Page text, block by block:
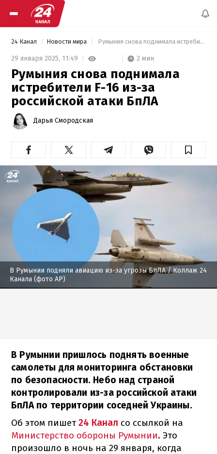
24 Канал Новости мира Румыния снова поднимала истребители F-16 из-за российской атаки БпЛА
29 января 2025, 11:49 2 мин
Румыния снова поднимала
истребители F-16 из-за
российской атаки БпЛА
Дарья Смородская
В Румынии подняли авиацию из-за угрозы БпЛА/ Коллаж 24
Канала (фото АР)
В Румынии пришлось поднять военные
самолеты для мониторинга обстановки
по безопасности. Небо над страной
контролировали из-за российской атаки
БпЛА по территории соседней Украины.
Об этом пишет24 Канал со ссылкой на
Министерство обороны Румынии. Это
произошло в ночь на 29 января, когда